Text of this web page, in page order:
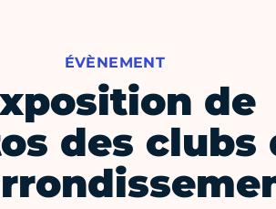
ÉVÈNEMENT
de
des clubs